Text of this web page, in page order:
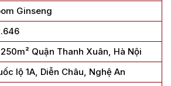
Ginseng
Quận Thanh Xuân, Hà Nội
lộ 1A, Diễn Châu, Nghệ An